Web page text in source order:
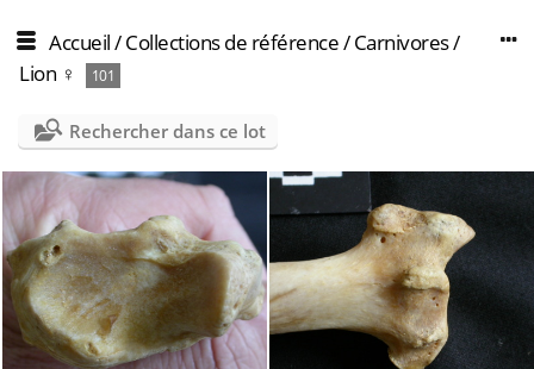
Accueil/Collections de référence/Carnivores/
Lion ♀
101
Rechercher dans ce lot